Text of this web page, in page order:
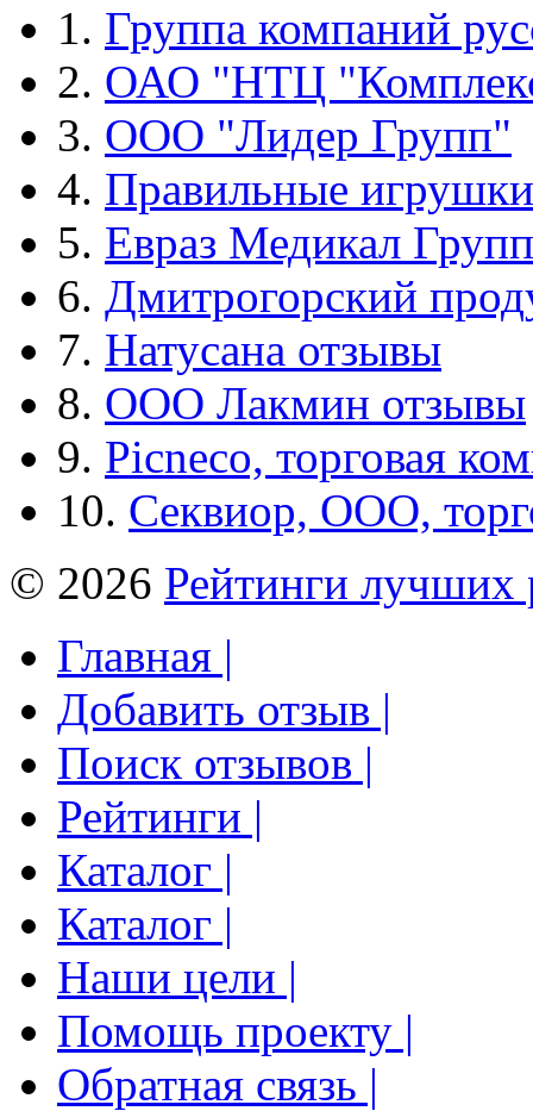
1. Группа компаний
2. ОАО "НТЦ
3. ООО "Лидер Групп"
4. Правильные игрушки
5. Евраз Медикал Групп
6. Дмитрогорский
7. Натусана отзывы
8. ООО Лакмин отзывы
9. Picneco, торговая
10. Секвиор, ООО,
© 2026 Рейтинги лучших
Главная |
Добавить отзыв |
Поиск отзывов |
Рейтинги |
Каталог |
Каталог |
Наши цели |
Помощь проекту |
Обратная связь |